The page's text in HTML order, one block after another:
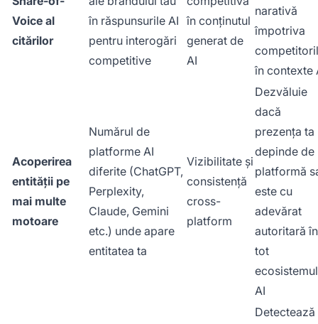
Voice al
citărilor
în răspunsurile AI
pentru interogări
competitive
în conținutul
generat de
AI
narativă
împotriva
în contexte
Acoperirea
entității pe
mai multe
motoare
Numărul de
platforme AI
diferite (ChatGPT,
Perplexity,
Claude, Gemini
etc.) unde apare
entitatea ta
Vizibilitate și
consistență
cross-
platform
Dezvăluie
dacă
prezența ta
depinde de
platformă
este cu
adevărat
autoritară în
tot
ecosistemul
AI
Detectează